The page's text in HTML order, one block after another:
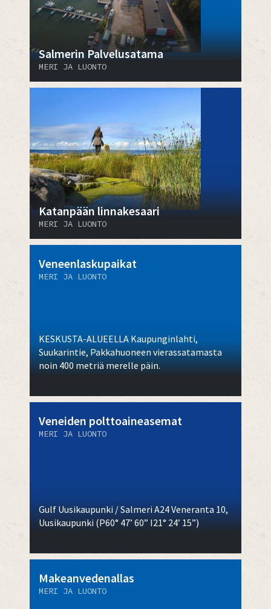
Salmerin Palvelusatama
MERI JA LUONTO
Katanpään linnakesaari
MERI JA LUONTO
Veneenlaskupaikat
MERI JA LUONTO
KESKUSTA-ALUEELLA Kaupunginlahti,
Suukarintie, Pakkahuoneen vierassatamasta
noin 400 metriä merelle päin.
Veneiden polttoaineasemat
MERI JA LUONTO
Gulf Uusikaupunki / Salmeri A24 Veneranta 10,
Uusikaupunki (P60° 47’ 60” I21° 24’ 15”)
Makeanvedenallas
MERI JA LUONTO